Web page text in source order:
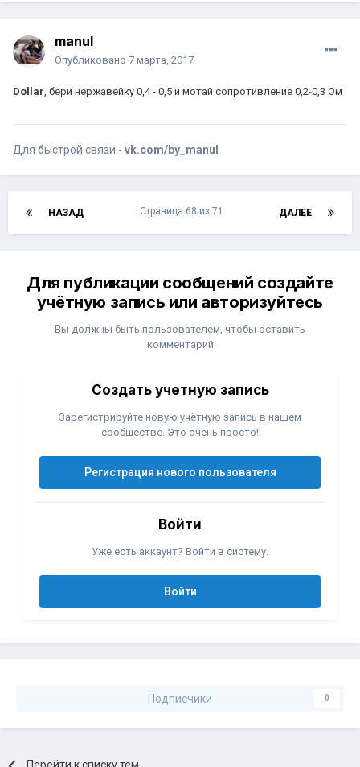
manul
Опубликовано 7 марта, 2017
Dollar, бери нержавейку 0,4 - 0,5 и мотай сопротивление 0,2-0,3 Ом
Для быстрой связи - vk.com/by_manul
НАЗАД ДАЛЕЕ
Страница 68 из 71
Для публикации сообщений создайте
учётную запись или авторизуйтесь
Вы должны быть пользователем, чтобы оставить
комментарий
Создать учетную запись
Зарегистрируйте новую учётную запись в нашем
сообществе. Это очень просто!
Регистрация нового пользователя
Войти
Уже есть аккаунт? Войти в систему.
Войти
Подписчики 0